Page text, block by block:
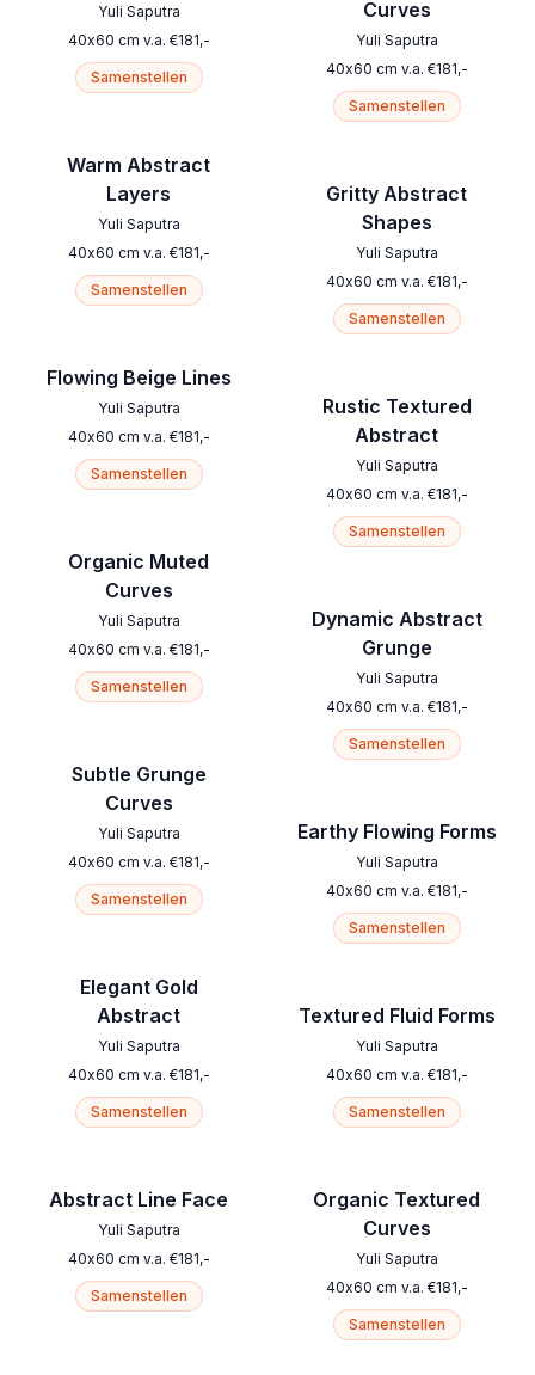
Yuli Saputra
40x60 cm v.a. €181,-
Samenstellen
Warm Abstract
Layers
Yuli Saputra
40x60 cm v.a. €181,-
Samenstellen
Flowing Beige Lines
Yuli Saputra
40x60 cm v.a. €181,-
Samenstellen
Organic Muted
Curves
Yuli Saputra
40x60 cm v.a. €181,-
Samenstellen
Subtle Grunge
Curves
Yuli Saputra
40x60 cm v.a. €181,-
Samenstellen
Elegant Gold
Abstract
Yuli Saputra
40x60 cm v.a. €181,-
Samenstellen
Abstract Line Face
Yuli Saputra
40x60 cm v.a. €181,-
Samenstellen
Curves
Yuli Saputra
40x60 cm v.a. €181,-
Samenstellen
Gritty Abstract
Shapes
Yuli Saputra
40x60 cm v.a. €181,-
Samenstellen
Rustic Textured
Abstract
Yuli Saputra
40x60 cm v.a. €181,-
Samenstellen
Dynamic Abstract
Grunge
Yuli Saputra
40x60 cm v.a. €181,-
Samenstellen
Earthy Flowing Forms
Yuli Saputra
40x60 cm v.a. €181,-
Samenstellen
Textured Fluid Forms
Yuli Saputra
40x60 cm v.a. €181,-
Samenstellen
Organic Textured
Curves
Yuli Saputra
40x60 cm v.a. €181,-
Samenstellen